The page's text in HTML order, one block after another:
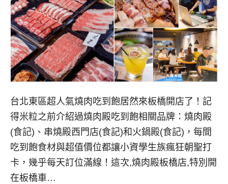
台北東區超人氣燒肉吃到飽居然來板橋開店了！記
得米粒之前介紹過燒肉殿吃到飽相關品牌：燒肉殿
(食記)、串燒殿西門店(食記)和火鍋殿(食記)，每間
吃到飽食材與超值價位都讓小資學生族瘋狂朝聖打
卡，幾乎每天訂位滿線！這次,燒肉殿板橋店,特別開
在板橋車…